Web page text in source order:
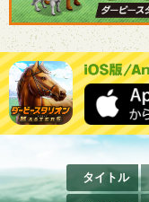
タイトル